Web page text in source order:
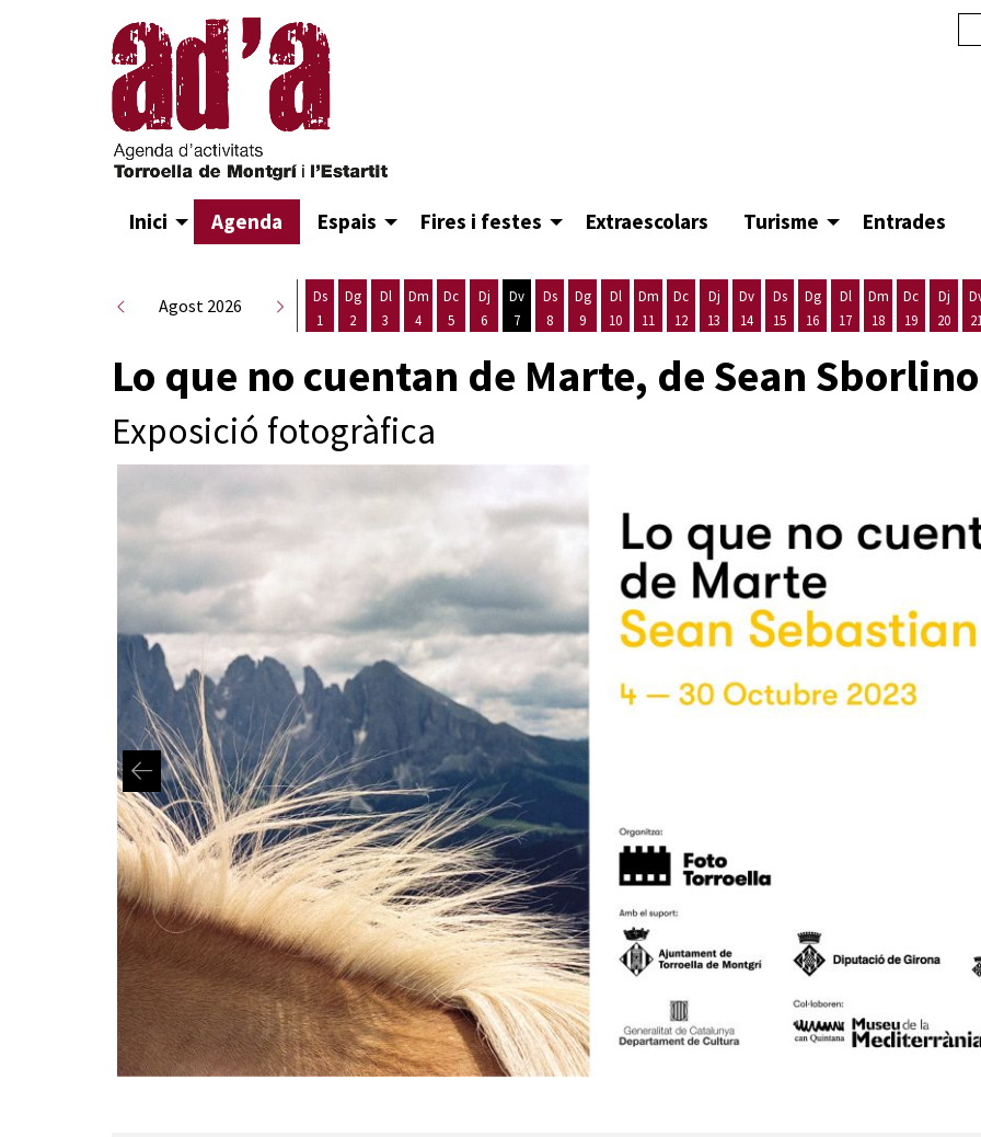
Inici Agenda Espais Fires i festes Extraescolars Turisme Entrades
Agost 2026
Ds
1
Dg
2
Dl
3
Dm
4
Dc
5
Dj
6
Dv
7
Ds
8
Dg
9
Dl
10
Dm
11
Dc
12
Dj
13
Dv
14
Ds
15
Dg
16
Dl
17
Dm
18
Dc
19
Dj
20
Lo que no cuentan de Marte, de Sean Sborlino
Exposició fotogràfica